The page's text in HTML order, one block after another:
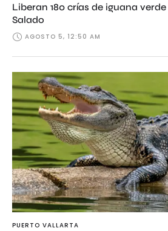
Liberan 180 crías de iguana
Salado
AGOSTO 5, 12:50 AM
PUERTO VALLARTA